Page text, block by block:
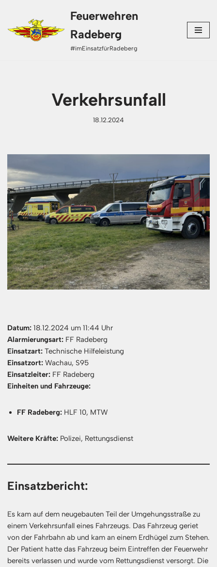
Zum
Inhalt
Feuerwehren
Radeberg
#imEinsatzfürRadeberg
Verkehrsunfall
18.12.2024
Datum: 18.12.2024 um 11:44 Uhr
Alarmierungsart: FF Radeberg
Einsatzart: Technische Hilfeleistung
Einsatzort: Wachau, S95
Einsatzleiter: FF Radeberg
Einheiten und Fahrzeuge:
FF Radeberg: HLF 10, MTW
Weitere Kräfte: Polizei, Rettungsdienst
Einsatzbericht:
Es kam auf dem neugebauten Teil der Umgehungsstraße zu
einem Verkehrsunfall eines Fahrzeugs. Das Fahrzeug geriet
von der Fahrbahn ab und kam an einem Erdhügel zum Stehen.
Der Patient hatte das Fahrzeug beim Eintreffen der Feuerwehr
bereits verlassen und wurde vom Rettungsdienst versorgt. Die